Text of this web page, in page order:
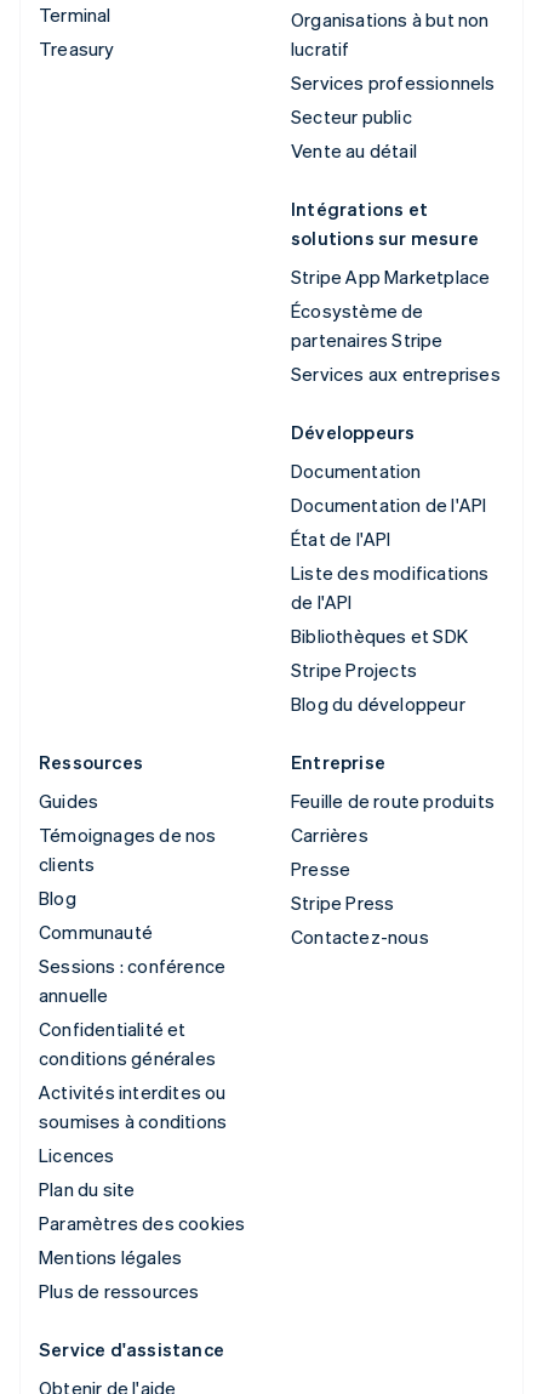
Terminal
Treasury
Organisations à but non
lucratif
Services professionnels
Secteur public
Vente au détail
Intégrations et
solutions sur mesure
Stripe App Marketplace
Écosystème de
partenaires Stripe
Services aux entreprises
Développeurs
Documentation
Documentation de l'API
État de l'API
Liste des modifications
de l'API
Bibliothèques et SDK
Stripe Projects
Blog du développeur
Ressources
Guides
Témoignages de nos
clients
Blog
Communauté
Sessions : conférence
annuelle
Confidentialité et
conditions générales
Activités interdites ou
soumises à conditions
Licences
Plan du site
Paramètres des cookies
Mentions légales
Plus de ressources
Entreprise
Feuille de route produits
Carrières
Presse
Stripe Press
Contactez-nous
Service d'assistance
Obtenir de l'aide